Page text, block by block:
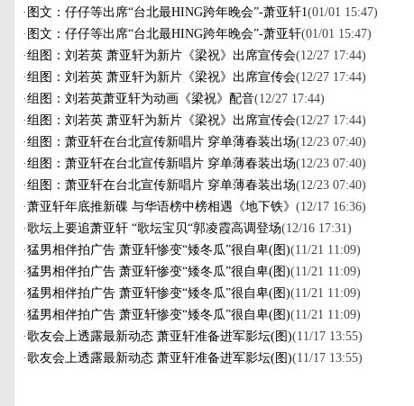
· 图文：仔仔等出席“台北最HING跨年晚会”-萧亚轩1(01/01 15:47)
· 图文：仔仔等出席“台北最HING跨年晚会”-萧亚轩(01/01 15:47)
·组图：刘若英 萧亚轩为新片《梁祝》出席宣传会(12/27 17:44)
·组图：刘若英 萧亚轩为新片《梁祝》出席宣传会(12/27 17:44)
·组图：刘若英萧亚轩为动画《梁祝》配音(12/27 17:44)
·组图：刘若英 萧亚轩为新片《梁祝》出席宣传会(12/27 17:44)
·组图：萧亚轩在台北宣传新唱片 穿单薄春装出场(12/23 07:40)
·组图：萧亚轩在台北宣传新唱片 穿单薄春装出场(12/23 07:40)
·组图：萧亚轩在台北宣传新唱片 穿单薄春装出场(12/23 07:40)
·萧亚轩年底推新碟 与华语榜中榜相遇《地下铁》 (12/17 16:36)
·歌坛上要追萧亚轩 “歌坛宝贝“郭凌霞高调登场(12/16 17:31)
·猛男相伴拍广告 萧亚轩惨变“矮冬瓜”很自卑(图)(11/21 11:09)
·猛男相伴拍广告 萧亚轩惨变“矮冬瓜”很自卑(图)(11/21 11:09)
·猛男相伴拍广告 萧亚轩惨变“矮冬瓜”很自卑(图)(11/21 11:09)
·猛男相伴拍广告 萧亚轩惨变“矮冬瓜”很自卑(图)(11/21 11:09)
·歌友会上透露最新动态 萧亚轩准备进军影坛(图)(11/17 13:55)
·歌友会上透露最新动态 萧亚轩准备进军影坛(图)(11/17 13:55)